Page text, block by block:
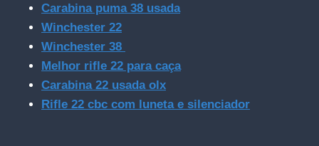
Carabina puma 38 usada
Winchester 22
Winchester 38
Melhor rifle 22 para caça
Carabina 22 usada olx
Rifle 22 cbc com luneta e silenciador